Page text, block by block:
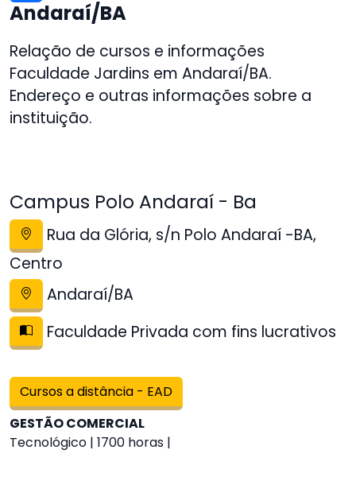
Andaraí/BA
Relação de cursos e informações
Faculdade Jardins em Andaraí/BA.
Endereço e outras informações sobre a
instituição.
Campus Polo Andaraí - Ba
Rua da Glória, s/n Polo Andaraí -BA,
Centro
Andaraí/BA
Faculdade Privada com fins lucrativos
Cursos a distância - EAD
GESTÃO COMERCIAL
Tecnológico | 1700 horas |